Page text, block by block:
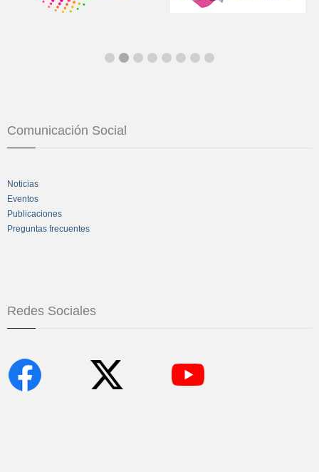
Comunicación Social
Noticias
Eventos
Publicaciones
Preguntas frecuentes
Redes Sociales